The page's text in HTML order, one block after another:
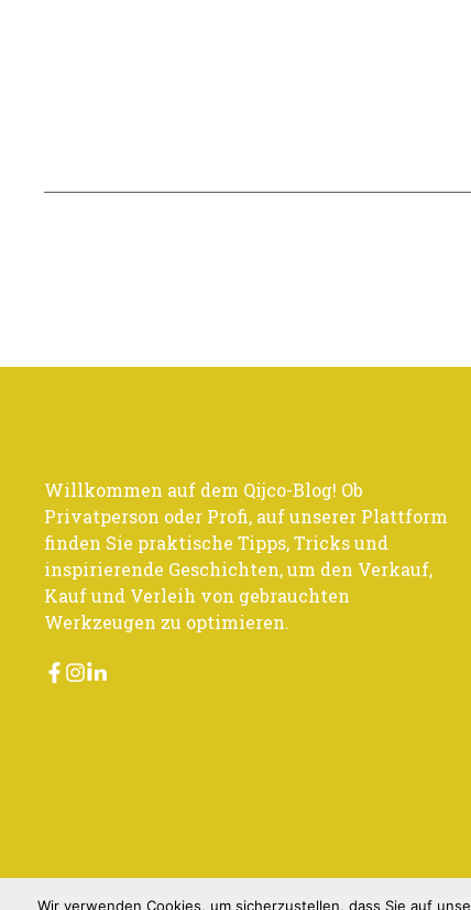
Willkommen auf dem Qijco-Blog! Ob
Privatperson oder Profi, auf unserer Plattform
finden Sie praktische Tipps, Tricks und
inspirierende Geschichten, um den Verkauf,
Kauf und Verleih von gebrauchten
Werkzeugen zu optimieren.
Wir verwenden Cookies, um sicherzustellen, dass Sie auf